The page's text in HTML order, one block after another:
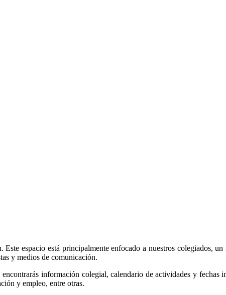
espacio está principalmente enfocado a nuestros colegiados,
y medios de comunicación.
información colegial, calendario de actividades y fechas
y empleo, entre otras.